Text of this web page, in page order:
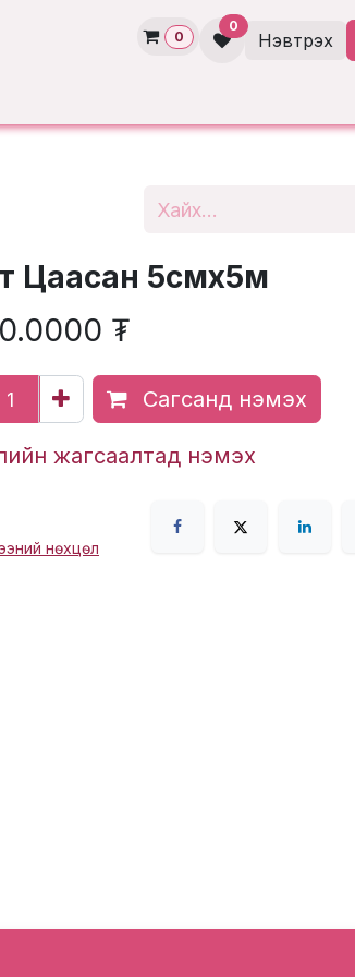
0
0
Нэвтрэх
Цаасан 5смх5м
₮
Сагсанд нэмэх
жагсаалтад нэмэх
нөхцөл